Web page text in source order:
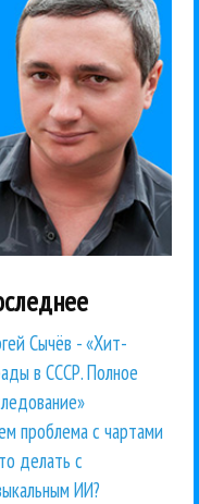
Сычёв - «Хит-
в СССР. Полное
проблема с чартами
делать с
ИИ?